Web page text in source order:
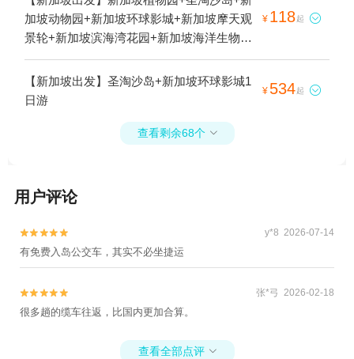
唐人街+圣淘沙冲浪区+圣淘沙海滩+新加坡
酷卡+圣淘沙飞龙探险乐园+新加坡樟宜机场
加坡动物园+新加坡环球影城+新加坡摩天观
景轮+新加坡滨海湾花园+新加坡海洋生物园
+新加坡国家博物馆+新加坡缆车+新加坡唐
人街+圣淘沙冲浪区+新加坡国立大学+圣淘
沙海滩+新加坡樟宜机场+新加坡本地玩乐
SkyHelix+新加坡空中缆车+新加坡圣淘沙+圣
¥ 118起 
【新加坡出发】圣淘沙岛+新加坡环球影城1
日游
¥ 534起 
查看剩余68个 
用户评论

 y*8 2026-07-14
有免费入岛公交车，其实不必坐捷运

 张*弓 2026-02-18
很多趟的缆车往返，比国内更加合算。
查看全部点评 